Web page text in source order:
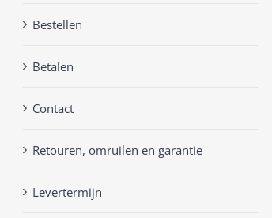
Bestellen
Betalen
Contact
Retouren, omruilen en garantie
Levertermijn